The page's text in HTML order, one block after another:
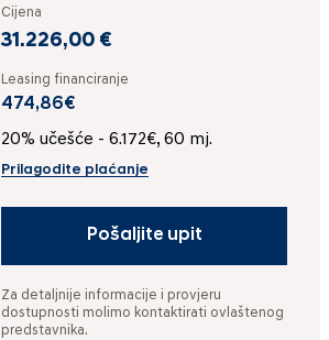
Cijena
31.226,00 €
Leasing financiranje
474,86€
20% učešće - 6.172€, 60 mj.
Prilagodite plaćanje
Pošaljite upit
Za detaljnije informacije i provjeru
dostupnosti molimo kontaktirati ovlaštenog
predstavnika.